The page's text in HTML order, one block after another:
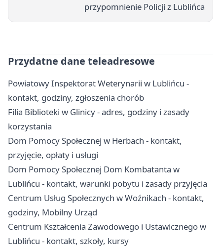
przypomnienie Policji z Lublińca
Przydatne dane teleadresowe
Powiatowy Inspektorat Weterynarii w Lublińcu -
kontakt, godziny, zgłoszenia chorób
Filia Biblioteki w Glinicy - adres, godziny i zasady
korzystania
Dom Pomocy Społecznej w Herbach - kontakt,
przyjęcie, opłaty i usługi
Dom Pomocy Społecznej Dom Kombatanta w
Lublińcu - kontakt, warunki pobytu i zasady przyjęcia
Centrum Usług Społecznych w Woźnikach - kontakt,
godziny, Mobilny Urząd
Centrum Kształcenia Zawodowego i Ustawicznego w
Lublińcu - kontakt, szkoły, kursy